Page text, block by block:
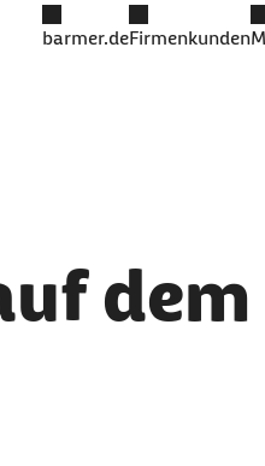
barmer.deFirmenkunden
dem